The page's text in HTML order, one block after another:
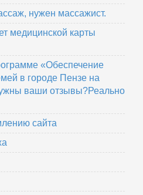
нужен массажист.
медицинской карты
«Обеспечение
в городе Пензе на
ваши отзывы?Реально
сайта